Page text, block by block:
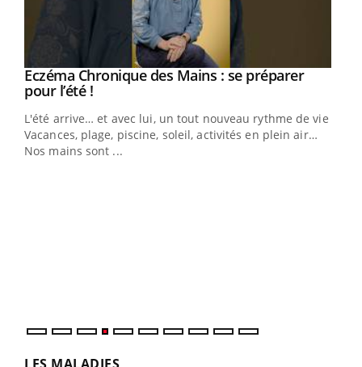
Youtube
Eczéma Chronique des Mains : se préparer
pour l’été !Youtube
L'été arrive… et avec lui, un tout nouveau rythme de vie !
Vacances, plage, piscine, soleil, activités en plein air…
Nos mains sont ...